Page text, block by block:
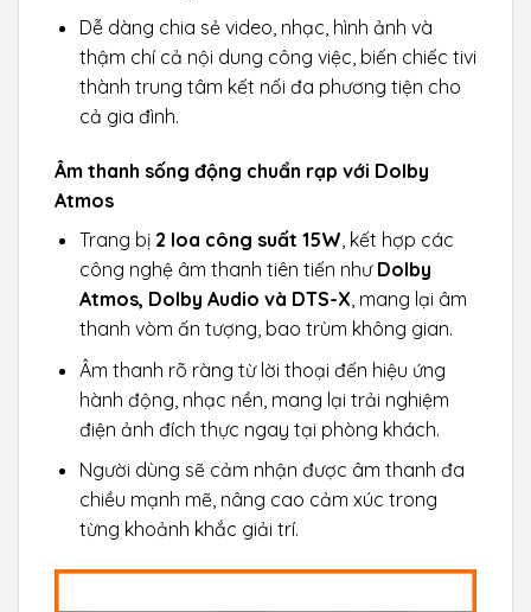
Dễ dàng chia sẻ video, nhạc, hình ảnh và
thậm chí cả nội dung công việc, biến chiếc tivi
thành trung tâm kết nối đa phương tiện cho
cả gia đình.
Âm thanh sống động chuẩn rạp với Dolby
Atmos
Trang bị 2 loa công suất 15W , kết hợp các
công nghệ âm thanh tiên tiến như Dolby
Atmos, Dolby Audio và DTS-X , mang lại âm
thanh vòm ấn tượng, bao trùm không gian.
Âm thanh rõ ràng từ lời thoại đến hiệu ứng
hành động, nhạc nền, mang lại trải nghiệm
điện ảnh đích thực ngay tại phòng khách.
Người dùng sẽ cảm nhận được âm thanh đa
chiều mạnh mẽ, nâng cao cảm xúc trong
từng khoảnh khắc giải trí.